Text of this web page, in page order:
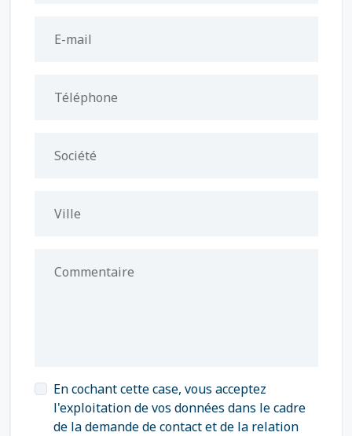
E-mail
Téléphone
Société
Ville
Commentaire
En cochant cette case, vous acceptez
l'exploitation de vos données dans le cadre
de la demande de contact et de la relation